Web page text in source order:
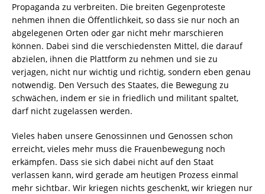
Propaganda zu verbreiten. Die breiten Gegenproteste
nehmen ihnen die Öffentlichkeit, so dass sie nur noch an
abgelegenen Orten oder gar nicht mehr marschieren
können. Dabei sind die verschiedensten Mittel, die darauf
abzielen, ihnen die Plattform zu nehmen und sie zu
verjagen, nicht nur wichtig und richtig, sondern eben genau
notwendig. Den Versuch des Staates, die Bewegung zu
schwächen, indem er sie in friedlich und militant spaltet,
darf nicht zugelassen werden.
Vieles haben unsere Genossinnen und Genossen schon
erreicht, vieles mehr muss die Frauenbewegung noch
erkämpfen. Dass sie sich dabei nicht auf den Staat
verlassen kann, wird gerade am heutigen Prozess einmal
mehr sichtbar. Wir kriegen nichts geschenkt, wir kriegen nur